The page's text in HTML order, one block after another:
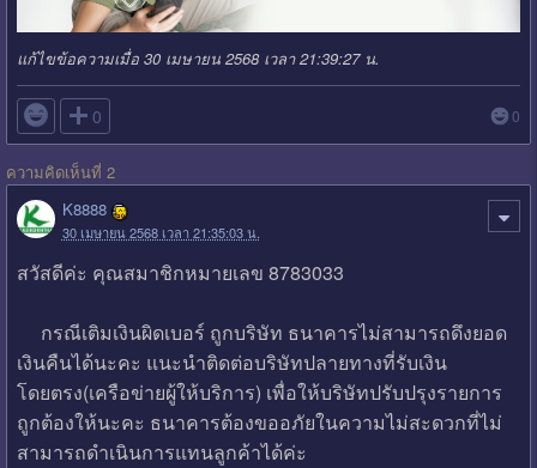
แก้ไขข้อความเมื่อ 30 เมษายน 2568 เวลา 21:39:27 น.
 0 0
ความคิดเห็นที่ 2
K8888
30 เมษายน 2568 เวลา 21:35:03 น.
สวัสดีค่ะ คุณสมาชิกหมายเลข 8783033
กรณีเติมเงินผิดเบอร์ ถูกบริษัท ธนาคารไม่สามารถดึงยอด
เงินคืนได้นะคะ แนะนำติดต่อบริษัทปลายทางที่รับเงิน
โดยตรง(เครือข่ายผู้ให้บริการ) เพื่อให้บริษัทปรับปรุงรายการ
ถูกต้องให้นะคะ ธนาคารต้องขออภัยในความไม่สะดวกที่ไม่
สามารถดำเนินการแทนลูกค้าได้ค่ะ